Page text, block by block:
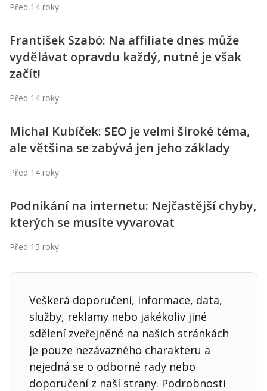
Před 14 roky
František Szabó: Na affiliate dnes může
vydělávat opravdu každý, nutné je však
začít!
Před 14 roky
Michal Kubíček: SEO je velmi široké téma,
ale většina se zabývá jen jeho základy
Před 14 roky
Podnikání na internetu: Nejčastější chyby,
kterých se musíte vyvarovat
Před 15 roky
Veškerá doporučení, informace, data,
služby, reklamy nebo jakékoliv jiné
sdělení zveřejněné na našich stránkách
je pouze nezávazného charakteru a
nejedná se o odborné rady nebo
doporučení z naší strany. Podrobnosti